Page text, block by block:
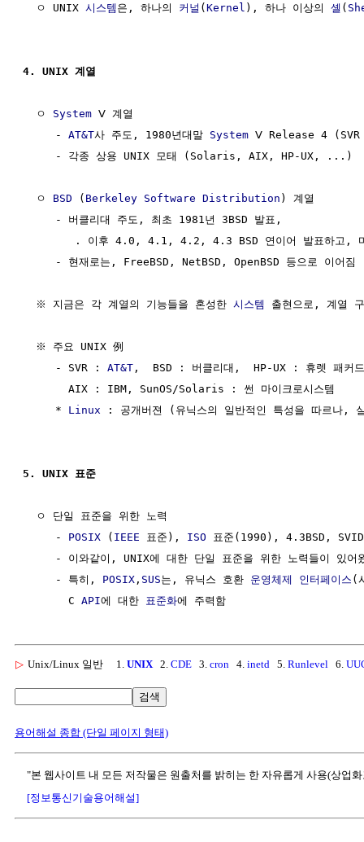
  ㅇ UNIX
시스템 은, 하나의 커널 (Kernel ), 하나 이상의 셸 (
4. UNIX 계열
  ㅇ
System Ⅴ 계열
     -
AT&T사 주도, 1980년대말 System Ⅴ Release 4 (SVR
     - 각종 상용 UNIX 모태 (Solaris, AIX, HP-UX, ...)
  ㅇ
BSD ( Berkeley Software Distribution ) 계열
     - 버클리대 주도, 최초 1981년 3BSD 발표,
. 이후 4.0, 4.1, 4.2, 4.3 BSD 연이어 발표하고,
     - 현재로는, FreeBSD, NetBSD, OpenBSD 등으로 이어짐
  ※ 지금은 각 계열의 기능들을 혼성한
시스템 출현으로, 계열
  ※ 주요 UNIX 例
     - SVR :
AT&T ,  BSD : 버클리대,  HP-UX : 휴렛 패커
       AIX : IBM, SunOS/Solaris : 썬 마이크로시스템
     *
Linux : 공개버젼 (유닉스의 일반적인 특성을 따르나,
5. UNIX 표준
  ㅇ 단일 표준을 위한 노력
     -
POSIX ( IEEE 표준), ISO 표준(1990), 4.3BSD,
- 이와같이, UNIX에 대한 단일 표준을 위한 노력들이 있어
     - 특히,
POSIX , SUS는, 유닉스 호환 운영체제 인터페이스 (
       C
API에 대한 표준화
▷ Unix/Linux 일반 1. UNIX 2. CDE 3. cron 4. inetd 5. Runlevel 6.
검색
용어해설 종합 (단일 페이지 형태)
"본 웹사이트 내 모든 저작물은 원출처를 밝히는 한 자유롭게 사용(상업
[정보통신기술용어해설]